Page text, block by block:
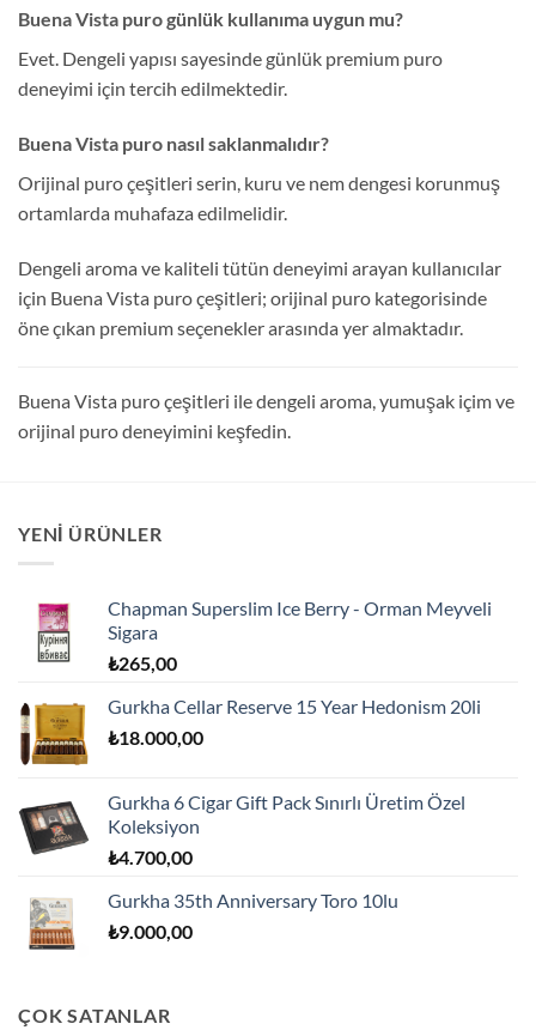
Buena Vista puro günlük kullanıma uygun mu?
Evet. Dengeli yapısı sayesinde günlük premium puro
deneyimi için tercih edilmektedir.
Buena Vista puro nasıl saklanmalıdır?
Orijinal puro çeşitleri serin, kuru ve nem dengesi korunmuş
ortamlarda muhafaza edilmelidir.
Dengeli aroma ve kaliteli tütün deneyimi arayan kullanıcılar
için Buena Vista puro çeşitleri; orijinal puro kategorisinde
öne çıkan premium seçenekler arasında yer almaktadır.
Buena Vista puro çeşitleri ile dengeli aroma, yumuşak içim ve
orijinal puro deneyimini keşfedin.
YENI ÜRÜNLER
Chapman Superslim Ice Berry - Orman Meyveli
Sigara
₺265,00
Gurkha Cellar Reserve 15 Year Hedonism 20li
₺18.000,00
Gurkha 6 Cigar Gift Pack Sınırlı Üretim Özel
Koleksiyon
₺4.700,00
Gurkha 35th Anniversary Toro 10lu
₺9.000,00
ÇOK SATANLAR